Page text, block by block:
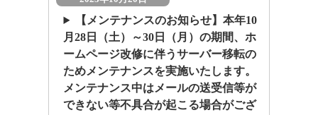
【メンテナンスのお知らせ】本年10
月28日（土）～30日（月）の期間、ホ
ームページ改修に伴うサーバー移転の
ためメンテナンスを実施いたします。
メンテナンス中はメールの送受信等が
できない等不具合が起こる場合がござ